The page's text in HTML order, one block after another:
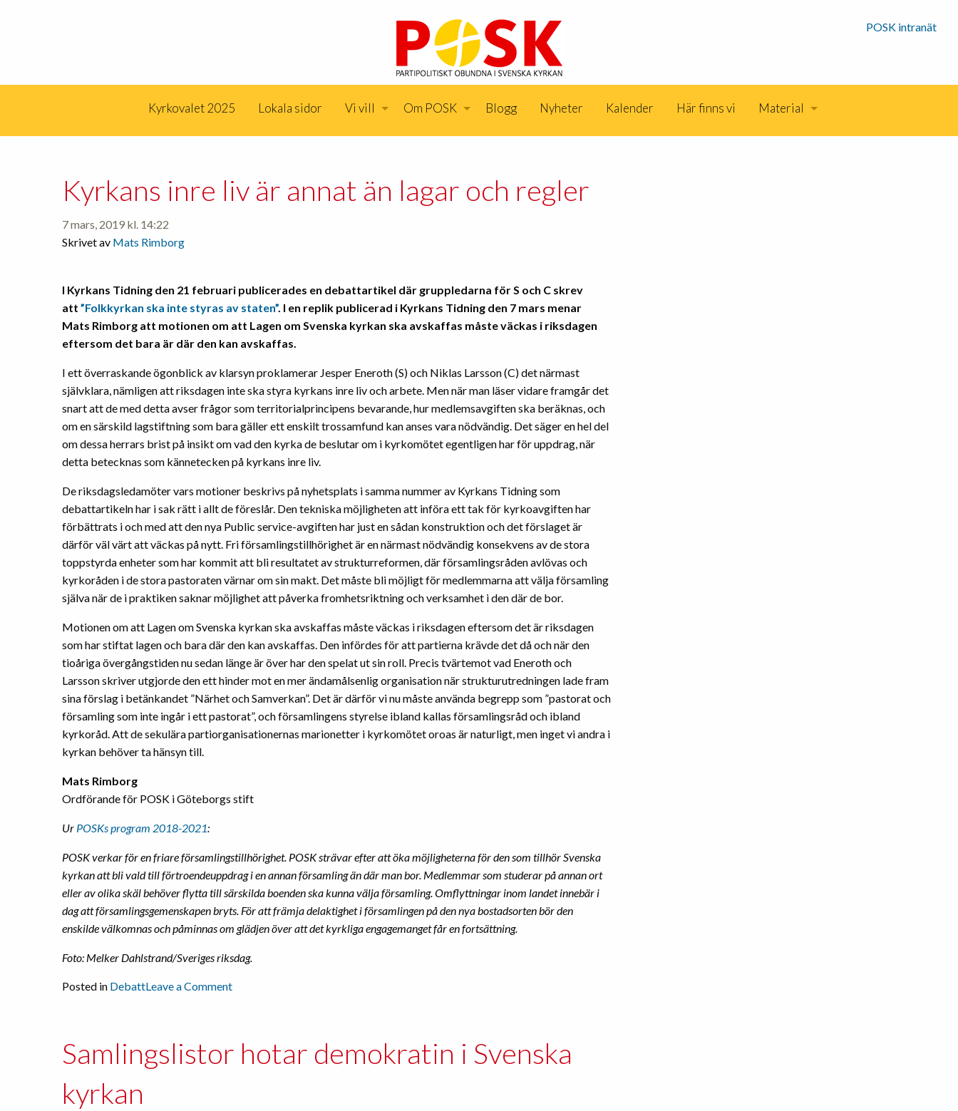
POSK intranät
Kyrkovalet 2025 Lokala sidor Vi vill Om POSK Blogg Nyheter Kalender Här finns vi Material
Kyrkans inre liv är annat än lagar och regler
7 mars, 2019 kl. 14:22
Skrivet av Mats Rimborg
I Kyrkans Tidning den 21 februari publicerades en debattartikel där gruppledarna för S och C skrev
att ”Folkkyrkan ska inte styras av staten”. I en replik publicerad i Kyrkans Tidning den 7 mars menar
Mats Rimborg att motionen om att Lagen om Svenska kyrkan ska avskaffas måste väckas i riksdagen
eftersom det bara är där den kan avskaffas.
I ett överraskande ögonblick av klarsyn proklamerar Jesper Eneroth (S) och Niklas Larsson (C) det närmast
självklara, nämligen att riksdagen inte ska styra kyrkans inre liv och arbete. Men när man läser vidare framgår det
snart att de med detta avser frågor som territorialprincipens bevarande, hur medlemsavgiften ska beräknas, och
om en särskild lagstiftning som bara gäller ett enskilt trossamfund kan anses vara nödvändig. Det säger en hel del
om dessa herrars brist på insikt om vad den kyrka de beslutar om i kyrkomötet egentligen har för uppdrag, när
detta betecknas som kännetecken på kyrkans inre liv.
De riksdagsledamöter vars motioner beskrivs på nyhetsplats i samma nummer av Kyrkans Tidning som
debattartikeln har i sak rätt i allt de föreslår. Den tekniska möjligheten att införa ett tak för kyrkoavgiften har
förbättrats i och med att den nya Public service-avgiften har just en sådan konstruktion och det förslaget är
därför väl värt att väckas på nytt. Fri församlingstillhörighet är en närmast nödvändig konsekvens av de stora
toppstyrda enheter som har kommit att bli resultatet av strukturreformen, där församlingsråden avlövas och
kyrkoråden i de stora pastoraten värnar om sin makt. Det måste bli möjligt för medlemmarna att välja församling
själva när de i praktiken saknar möjlighet att påverka fromhetsriktning och verksamhet i den där de bor.
Motionen om att Lagen om Svenska kyrkan ska avskaffas måste väckas i riksdagen eftersom det är riksdagen
som har stiftat lagen och bara där den kan avskaffas. Den infördes för att partierna krävde det då och när den
tioåriga övergångstiden nu sedan länge är över har den spelat ut sin roll. Precis tvärtemot vad Eneroth och
Larsson skriver utgjorde den ett hinder mot en mer ändamålsenlig organisation när strukturutredningen lade fram
sina förslag i betänkandet ”Närhet och Samverkan”. Det är därför vi nu måste använda begrepp som ”pastorat och
församling som inte ingår i ett pastorat”, och församlingens styrelse ibland kallas församlingsråd och ibland
kyrkoråd. Att de sekulära partiorganisationernas marionetter i kyrkomötet oroas är naturligt, men inget vi andra i
kyrkan behöver ta hänsyn till.
Mats Rimborg
Ordförande för POSK i Göteborgs stift
Ur POSKs program 2018-2021:
POSK verkar för en friare församlingstillhörighet. POSK strävar efter att öka möjligheterna för den som tillhör Svenska
kyrkan att bli vald till förtroendeuppdrag i en annan församling än där man bor. Medlemmar som studerar på annan ort
eller av olika skäl behöver flytta till särskilda boenden ska kunna välja församling. Omflyttningar inom landet innebär i
dag att församlingsgemenskapen bryts. För att främja delaktighet i församlingen på den nya bostadsorten bör den
enskilde välkomnas och påminnas om glädjen över att det kyrkliga engagemanget får en fortsättning.
Foto: Melker Dahlstrand/Sveriges riksdag.
Posted in DebattLeave a Commenton
är
Samlingslistor hotar demokratin i Svenska
kyrkan